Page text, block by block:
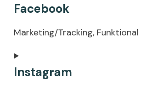
to
thrive-
comments
Facebook
Marketing/Tracking, Funktional
Consent
to
Instagram